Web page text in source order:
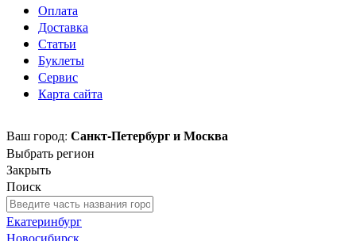
Оплата
Доставка
Статьи
Буклеты
Сервис
Карта сайта
Ваш город: Санкт-Петербург и Москва
Выбрать регион
Закрыть
Поиск
Екатеринбург
Новосибирск